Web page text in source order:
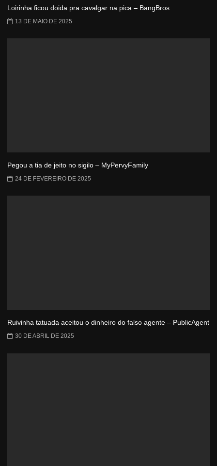
Loirinha ficou doida pra cavalgar na pica – BangBros
13 DE MAIO DE 2025
Pegou a tia de jeito no sigilo – MyPervyFamily
24 DE FEVEREIRO DE 2025
Ruivinha tatuada aceitou o dinheiro do falso agente – PublicAgent
30 DE ABRIL DE 2025